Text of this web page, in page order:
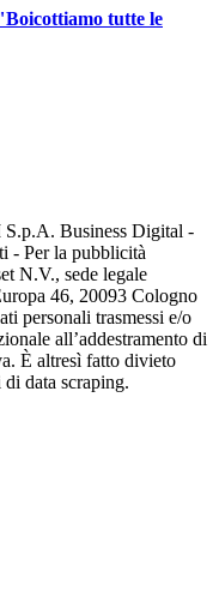
tutte le
S.p.A. Business Digital -
- Per la pubblicità
N.V., sede legale
46, 20093 Cologno
personali trasmessi e/o
all’addestramento di
È altresì fatto divieto
data scraping.